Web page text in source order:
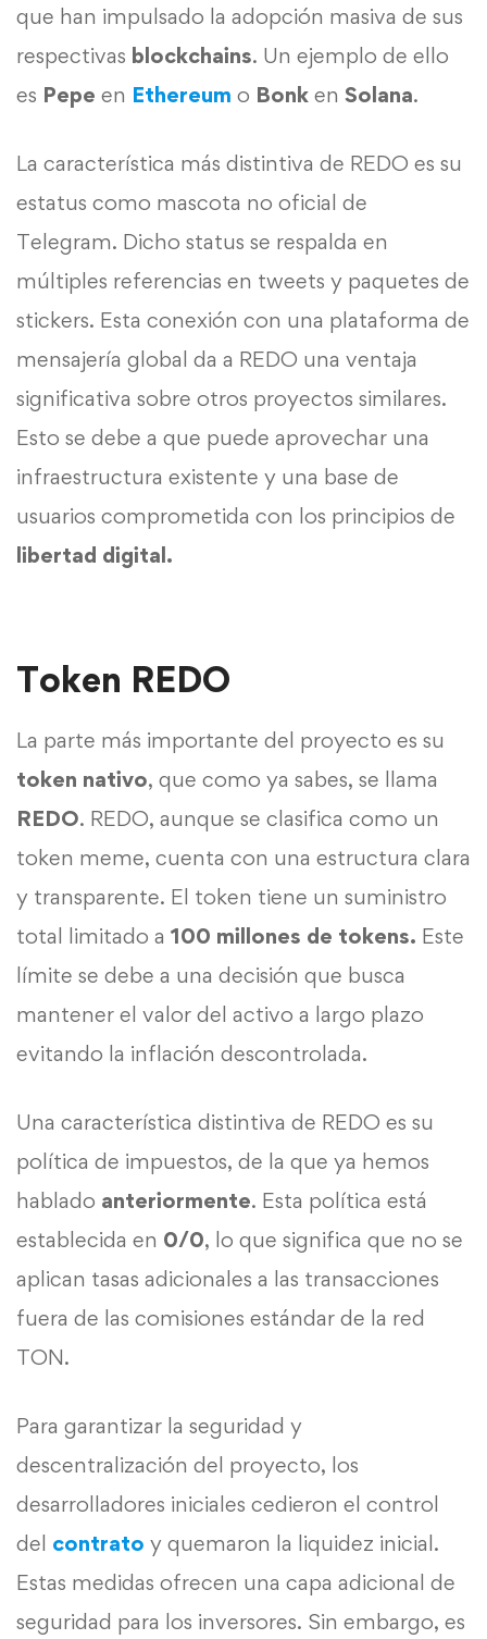
que han impulsado la adopción masiva de sus
respectivas blockchains. Un ejemplo de ello
es Pepe en Ethereum o Bonk en Solana.
La característica más distintiva de REDO es su
estatus como mascota no oficial de
Telegram. Dicho status se respalda en
múltiples referencias en tweets y paquetes de
stickers. Esta conexión con una plataforma de
mensajería global da a REDO una ventaja
significativa sobre otros proyectos similares.
Esto se debe a que puede aprovechar una
infraestructura existente y una base de
usuarios comprometida con los principios de
libertad digital.
Token REDO
La parte más importante del proyecto es su
token nativo, que como ya sabes, se llama
REDO. REDO, aunque se clasifica como un
token meme, cuenta con una estructura clara
y transparente. El token tiene un suministro
total limitado a 100 millones de tokens. Este
límite se debe a una decisión que busca
mantener el valor del activo a largo plazo
evitando la inflación descontrolada.
Una característica distintiva de REDO es su
política de impuestos, de la que ya hemos
hablado anteriormente. Esta política está
establecida en 0/0, lo que significa que no se
aplican tasas adicionales a las transacciones
fuera de las comisiones estándar de la red
TON.
Para garantizar la seguridad y
descentralización del proyecto, los
desarrolladores iniciales cedieron el control
del contrato y quemaron la liquidez inicial.
Estas medidas ofrecen una capa adicional de
seguridad para los inversores. Sin embargo, es